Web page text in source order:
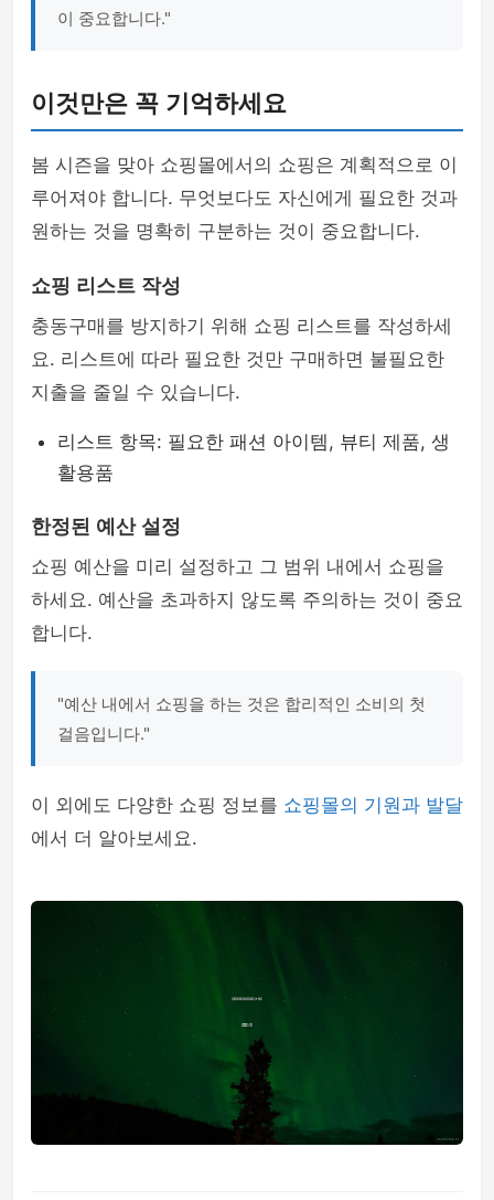
이 중요합니다."
이것만은 꼭 기억하세요
봄 시즌을 맞아 쇼핑몰에서의 쇼핑은 계획적으로 이
루어져야 합니다. 무엇보다도 자신에게 필요한 것과
원하는 것을 명확히 구분하는 것이 중요합니다.
쇼핑 리스트 작성
충동구매를 방지하기 위해 쇼핑 리스트를 작성하세
요. 리스트에 따라 필요한 것만 구매하면 불필요한
지출을 줄일 수 있습니다.
리스트 항목: 필요한 패션 아이템, 뷰티 제품, 생
활용품
한정된 예산 설정
쇼핑 예산을 미리 설정하고 그 범위 내에서 쇼핑을
하세요. 예산을 초과하지 않도록 주의하는 것이 중요
합니다.
"예산 내에서 쇼핑을 하는 것은 합리적인 소비의 첫
걸음입니다."
이 외에도 다양한 쇼핑 정보를 쇼핑몰의 기원과 발달
에서 더 알아보세요.